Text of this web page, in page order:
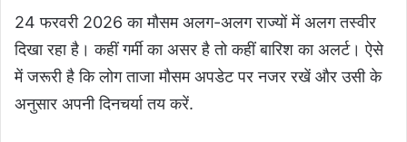
24 फरवरी 2026 का मौसम अलग-अलग राज्यों में अलग तस्वीर
दिखा रहा है। कहीं गर्मी का असर है तो कहीं बारिश का अलर्ट। ऐसे
में जरूरी है कि लोग ताजा मौसम अपडेट पर नजर रखें और उसी के
अनुसार अपनी दिनचर्या तय करें.